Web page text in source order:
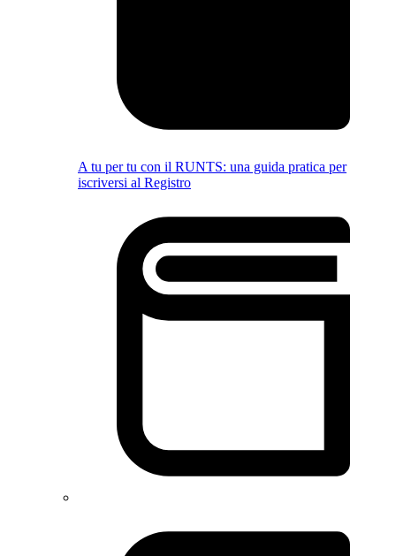
A tu per tu con il RUNTS: una guida pratica per
iscriversi al Registro